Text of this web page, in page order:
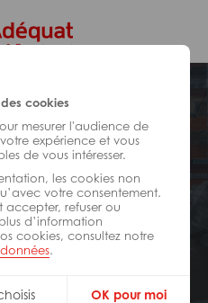
cookies
mesurer l'audience de
expérience et vous
de vous intéresser.
les cookies non
votre consentement.
accepter, refuser ou
d’information
cookies, consultez notre
.
OK pour moi
F